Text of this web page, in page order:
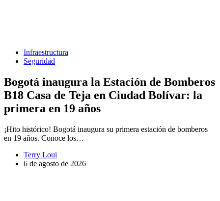
Infraestructura
Seguridad
Bogotá inaugura la Estación de Bomberos
B18 Casa de Teja en Ciudad Bolívar: la
primera en 19 años
¡Hito histórico! Bogotá inaugura su primera estación de bomberos
en 19 años. Conoce los…
Terry Loui
6 de agosto de 2026